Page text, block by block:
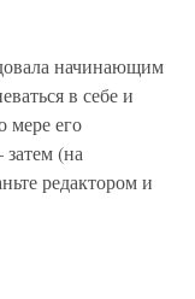
начинающим
в себе и
мере его
(на
редактором и